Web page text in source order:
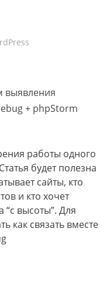
выявления
+ phpStorm
работы одного
будет полезна
сайты, кто
и кто хочет
“с высоты”. Для
как связать вместе